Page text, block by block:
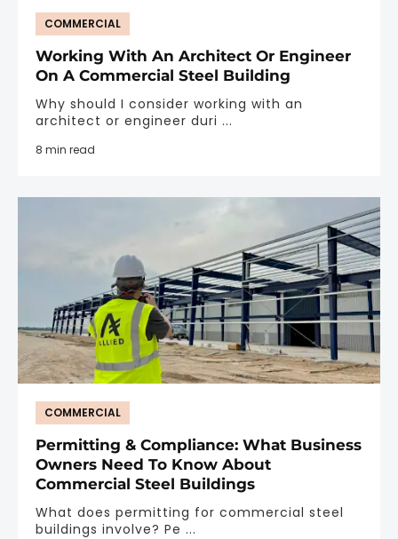
COMMERCIAL
Working With An Architect Or Engineer
On A Commercial Steel Building
Why should I consider working with an
architect or engineer duri ...
8 min read
COMMERCIAL
Permitting & Compliance: What Business
Owners Need To Know About
Commercial Steel Buildings
What does permitting for commercial steel
buildings involve? Pe ...